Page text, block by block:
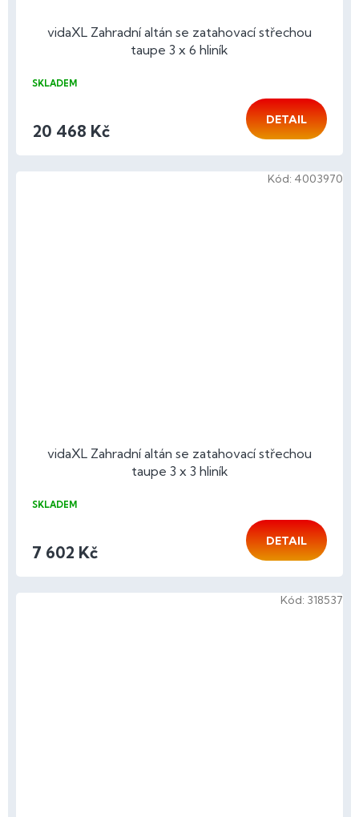
vidaXL Zahradní altán se zatahovací střechou
taupe 3 x 6 hliník
SKLADEM
20 468 Kč
DETAIL
vidaXL Zahradní altán se zatahovací střechou
taupe 3 x 3 hliník
SKLADEM
7 602 Kč
DETAIL
Kód: 4003970
Kód: 318537